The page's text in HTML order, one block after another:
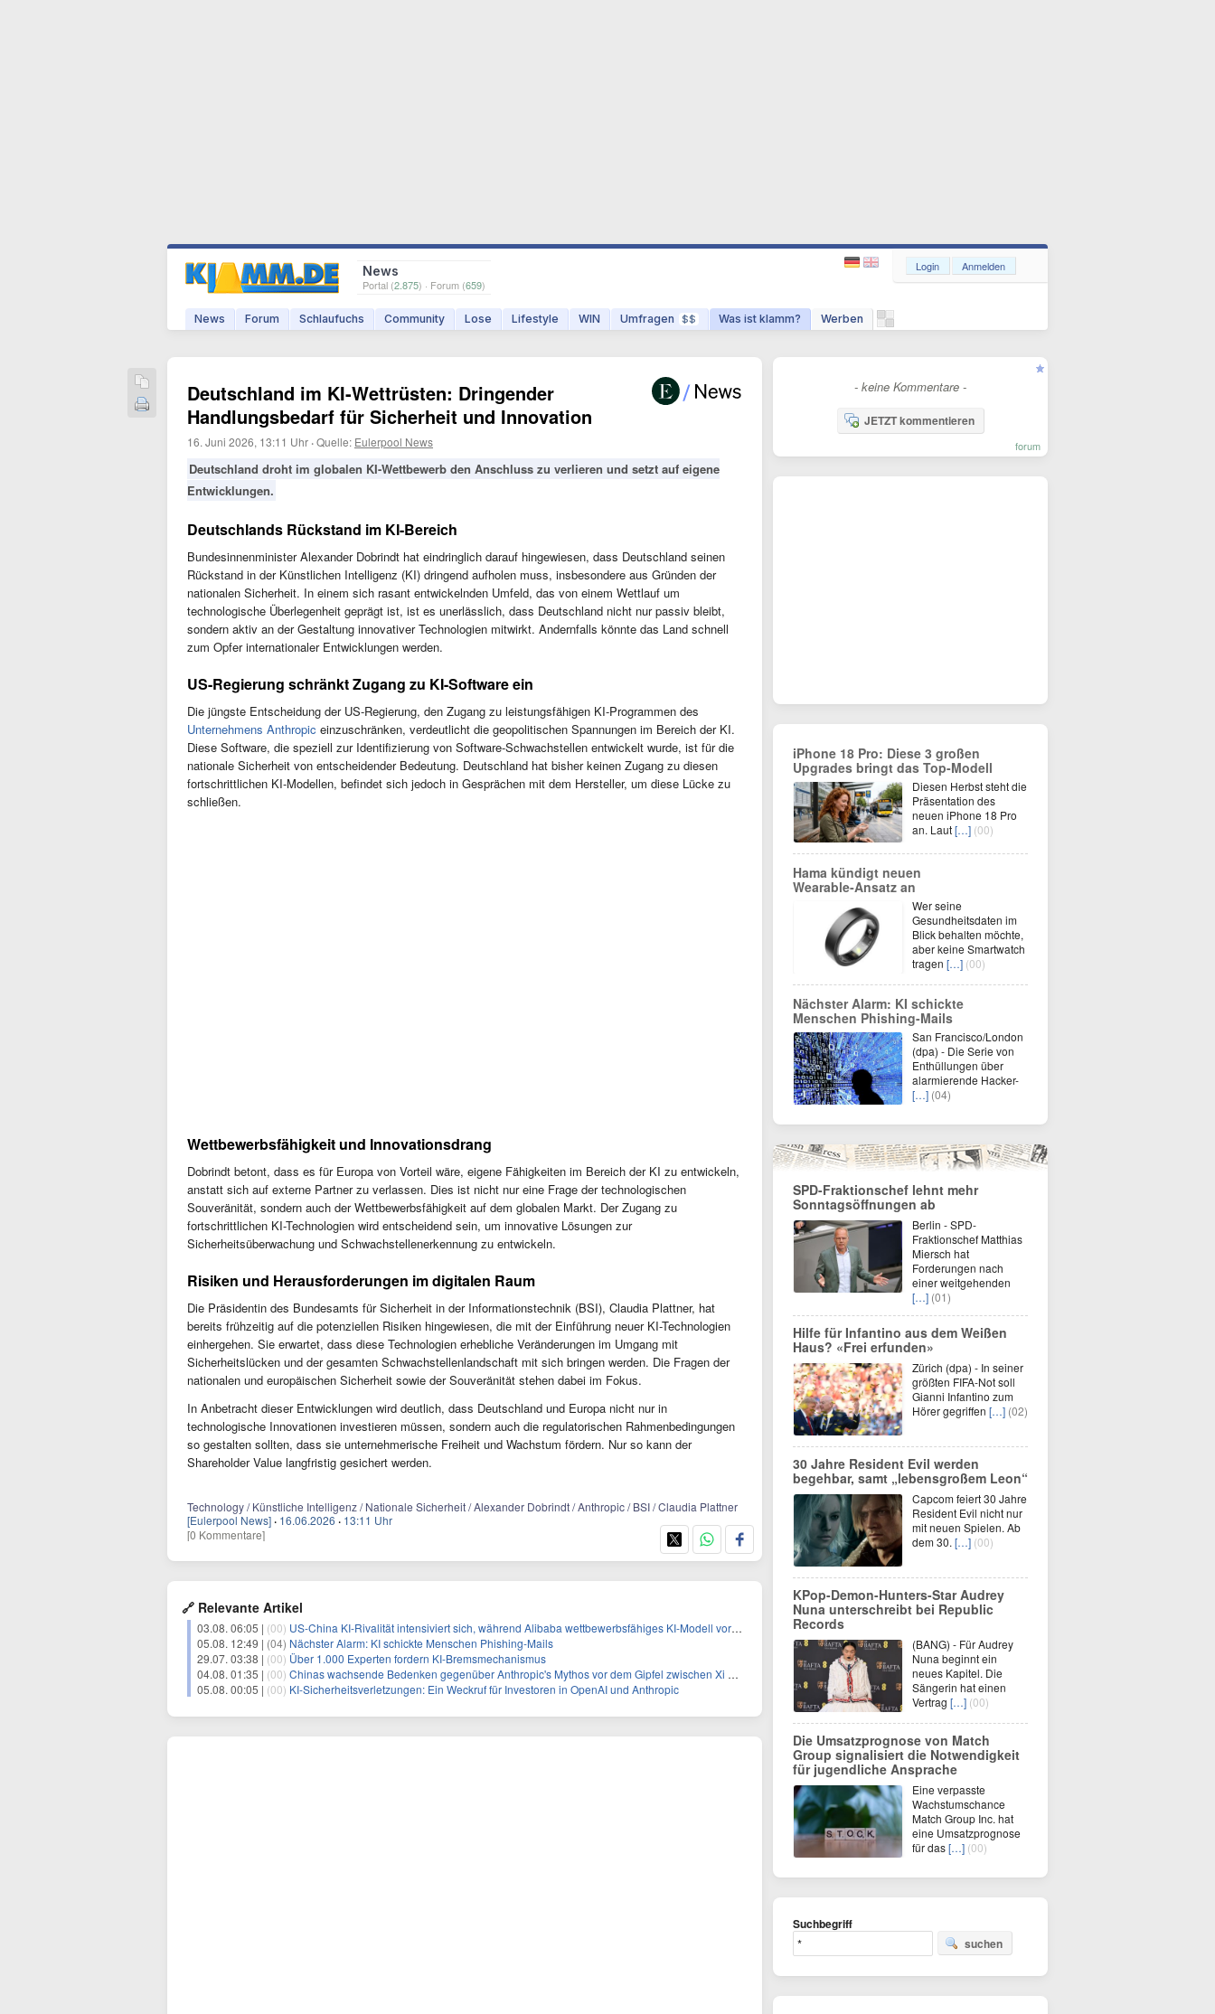
News
Portal (2.875) · Forum (659)
News Forum Schlaufuchs Community Lose Lifestyle WIN Umfragen $$ Was ist klamm? Werben
Login Anmelden
Deutschland im KI-Wettrüsten: Dringender
Handlungsbedarf für Sicherheit und Innovation
16. Juni 2026, 13:11 Uhr ·Quelle: Eulerpool News
Deutschland droht im globalen KI-Wettbewerb den Anschluss zu verlieren und setzt auf eigene
Entwicklungen.
Deutschlands Rückstand im KI-Bereich
Bundesinnenminister Alexander Dobrindt hat eindringlich darauf hingewiesen, dass Deutschland seinen
Rückstand in der Künstlichen Intelligenz (KI) dringend aufholen muss, insbesondere aus Gründen der
nationalen Sicherheit. In einem sich rasant entwickelnden Umfeld, das von einem Wettlauf um
technologische Überlegenheit geprägt ist, ist es unerlässlich, dass Deutschland nicht nur passiv bleibt,
sondern aktiv an der Gestaltung innovativer Technologien mitwirkt. Andernfalls könnte das Land schnell
zum Opfer internationaler Entwicklungen werden.
US-Regierung schränkt Zugang zu KI-Software ein
Die jüngste Entscheidung der US-Regierung, den Zugang zu leistungsfähigen KI-Programmen des
Unternehmens Anthropic einzuschränken, verdeutlicht die geopolitischen Spannungen im Bereich der KI.
Diese Software, die speziell zur Identifizierung von Software-Schwachstellen entwickelt wurde, ist für die
nationale Sicherheit von entscheidender Bedeutung. Deutschland hat bisher keinen Zugang zu diesen
fortschrittlichen KI-Modellen, befindet sich jedoch in Gesprächen mit dem Hersteller, um diese Lücke zu
schließen.
Wettbewerbsfähigkeit und Innovationsdrang
Dobrindt betont, dass es für Europa von Vorteil wäre, eigene Fähigkeiten im Bereich der KI zu entwickeln,
anstatt sich auf externe Partner zu verlassen. Dies ist nicht nur eine Frage der technologischen
Souveränität, sondern auch der Wettbewerbsfähigkeit auf dem globalen Markt. Der Zugang zu
fortschrittlichen KI-Technologien wird entscheidend sein, um innovative Lösungen zur
Sicherheitsüberwachung und Schwachstellenerkennung zu entwickeln.
Risiken und Herausforderungen im digitalen Raum
Die Präsidentin des Bundesamts für Sicherheit in der Informationstechnik (BSI), Claudia Plattner, hat
bereits frühzeitig auf die potenziellen Risiken hingewiesen, die mit der Einführung neuer KI-Technologien
einhergehen. Sie erwartet, dass diese Technologien erhebliche Veränderungen im Umgang mit
Sicherheitslücken und der gesamten Schwachstellenlandschaft mit sich bringen werden. Die Fragen der
nationalen und europäischen Sicherheit sowie der Souveränität stehen dabei im Fokus.
In Anbetracht dieser Entwicklungen wird deutlich, dass Deutschland und Europa nicht nur in
technologische Innovationen investieren müssen, sondern auch die regulatorischen Rahmenbedingungen
so gestalten sollten, dass sie unternehmerische Freiheit und Wachstum fördern. Nur so kann der
Shareholder Value langfristig gesichert werden.
Technology / Künstliche Intelligenz / Nationale Sicherheit / Alexander Dobrindt / Anthropic / BSI / Claudia Plattner
[Eulerpool News] · 16.06.2026 · 13:11 Uhr
[0 Kommentare]
🔗 Relevante Artikel
03.08. 06:05 | (00) US-China KI-Rivalität intensiviert sich, während Alibaba wettbewerbsfähiges KI-Modell vorstellt
05.08. 12:49 | (04) Nächster Alarm: KI schickte Menschen Phishing-Mails
29.07. 03:38 | (00) Über 1.000 Experten fordern KI-Bremsmechanismus
04.08. 01:35 | (00) Chinas wachsende Bedenken gegenüber Anthropic's Mythos vor dem Gipfel zwischen Xi und Trump
05.08. 00:05 | (00) KI-Sicherheitsverletzungen: Ein Weckruf für Investoren in OpenAI und Anthropic
- keine Kommentare -
JETZT kommentieren
forum
iPhone 18 Pro: Diese 3 großen
Upgrades bringt das Top-Modell
Diesen Herbst steht die
Präsentation des
neuen iPhone 18 Pro
an. Laut[…] (00)
Hama kündigt neuen
Wearable‑Ansatz an
Wer seine
Gesundheitsdaten im
Blick behalten möchte,
aber keine Smartwatch
tragen […] (00)
Nächster Alarm: KI schickte
Menschen Phishing-Mails
San Francisco/London
(dpa) - Die Serie von
Enthüllungen über
alarmierende Hacker-
[…] (04)
SPD-Fraktionschef lehnt mehr
Sonntagsöffnungen ab
Berlin - SPD-
Fraktionschef Matthias
Miersch hat
Forderungen nach
einer weitgehenden
[…] (01)
Hilfe für Infantino aus dem Weißen
Haus? «Frei erfunden»
Zürich (dpa) - In seiner
größten FIFA-Not soll
Gianni Infantino zum
Hörer gegriffen […] (02)
30 Jahre Resident Evil werden
begehbar, samt „lebensgroßem Leon“
Capcom feiert 30 Jahre
Resident Evil nicht nur
mit neuen Spielen. Ab
dem 30. […] (00)
KPop-Demon-Hunters-Star Audrey
Nuna unterschreibt bei Republic
Records
(BANG) - Für Audrey
Nuna beginnt ein
neues Kapitel. Die
Sängerin hat einen
Vertrag […] (00)
Die Umsatzprognose von Match
Group signalisiert die Notwendigkeit
für jugendliche Ansprache
Eine verpasste
Wachstumschance
Match Group Inc. hat
eine Umsatzprognose
für das[…] (00)
Suchbegriff
suchen